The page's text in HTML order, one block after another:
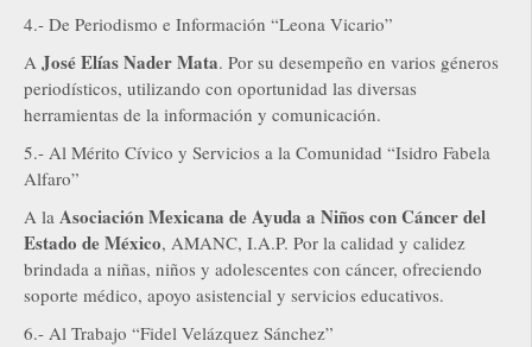
4.- De Periodismo e Información “Leona Vicario”
A José Elías Nader Mata. Por su desempeño en varios géneros
periodísticos, utilizando con oportunidad las diversas
herramientas de la información y comunicación.
5.- Al Mérito Cívico y Servicios a la Comunidad “Isidro Fabela
Alfaro”
A la Asociación Mexicana de Ayuda a Niños con Cáncer del
Estado de México, AMANC, I.A.P. Por la calidad y calidez
brindada a niñas, niños y adolescentes con cáncer, ofreciendo
soporte médico, apoyo asistencial y servicios educativos.
6.- Al Trabajo “Fidel Velázquez Sánchez”